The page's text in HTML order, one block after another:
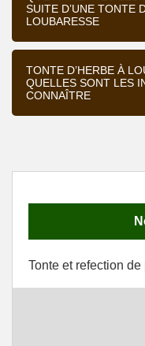
SUITE D’UNE TONTE
LOUBARESSE
TONTE D’HERBE À
QUELLES SONT LES
CONNAÎTRE
Tonte et refection